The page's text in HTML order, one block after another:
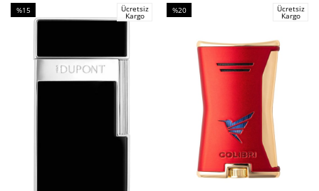
%15
İndirim
Ücretsiz
Kargo
%20
%20İndirim
Ücretsiz
Kargo